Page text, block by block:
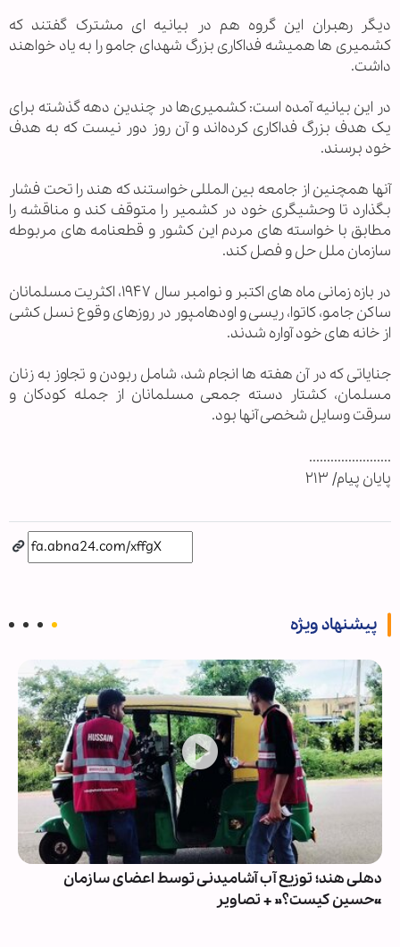
دیگر رهبران این گروه هم در بیانیه ای مشترک گفتند که
کشمیری ها همیشه فداکاری بزرگ شهدای جامو را به یاد خواهند
داشت.
در این بیانیه آمده است: کشمیری‌ها در چندین دهه گذشته برای
یک هدف بزرگ فداکاری کرده‌اند و آن روز دور نیست که به هدف
خود برسند.
آنها همچنین از جامعه بین المللی خواستند که هند را تحت فشار
بگذارد تا وحشیگری خود در کشمیر را متوقف کند و مناقشه را
مطابق با خواسته های مردم این کشور و قطعنامه های مربوطه
سازمان ملل حل و فصل کند.
در بازه زمانی ماه های اکتبر و نوامبر سال ۱۹۴۷، اکثریت مسلمانان
ساکن جامو، کاتوا، ریسی و اودهامپور در روزهای وقوع نسل کشی
از خانه های خود آواره شدند.
جنایاتی که در آن هفته ها انجام شد، شامل ربودن و تجاوز به زنان
مسلمان، کشتار دسته جمعی مسلمانان از جمله کودکان و
سرقت وسایل شخصی آنها بود.
.......................
پايان پيام/ ۲۱۳
پیشنهاد ویژه
دهلی هند؛ توزیع آب آشامیدنی توسط اعضای سازمان
«حسین کیست؟» + تصاویر